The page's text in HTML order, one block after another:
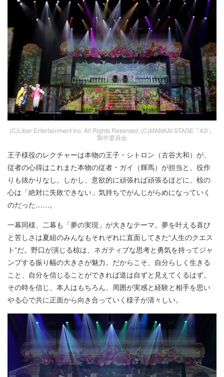
(C)Liber Entertainment Inc. All Rights Reserved. (C)MANKAI STAGE『A3!』
製作委員会
王子様役のレクチャーは本物の王子・シトロン（古谷大和）が、
従者の心得はこれまた本物の従者・ガイ（輝馬）が担当と、役作
りも抜かりなし。しかし、意欲的に頑張れば頑張るほどに、椋の
心は「絶対に失敗できない」気持ちでがんじがらめになっていく
のだった……。
一幕同様、二幕も「夢の実現」が大きなテーマ。夢を叶える喜び
と苦しさは夏組のみんなもそれぞれに直面してきた“人生のクエス
ト”だ。野口が演じる椋は、ネガティブな思考と勇気を持ってジャ
ンプする振り幅の大きさが魅力。だからこそ、自分らしく生きる
こと、自分を信じることができれば道は自ずと見えてくるはず。
その時を信じ、本人はもちろん、周囲が実感と経験と相手を思い
やる心で共に正面から向き合っていく様子が清々しい。